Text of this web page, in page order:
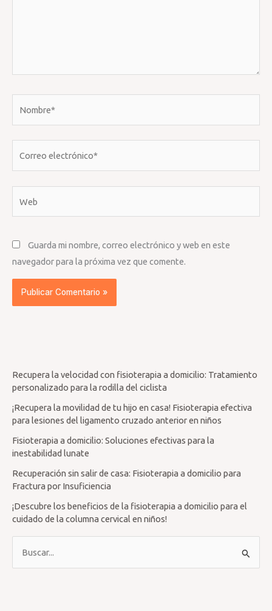
Guarda mi nombre, correo electrónico y web en este
navegador para la próxima vez que comente.
Recupera la velocidad con fisioterapia a domicilio: Tratamiento
personalizado para la rodilla del ciclista
¡Recupera la movilidad de tu hijo en casa! Fisioterapia efectiva
para lesiones del ligamento cruzado anterior en niños
Fisioterapia a domicilio: Soluciones efectivas para la
inestabilidad lunate
Recuperación sin salir de casa: Fisioterapia a domicilio para
Fractura por Insuficiencia
¡Descubre los beneficios de la fisioterapia a domicilio para el
cuidado de la columna cervical en niños!